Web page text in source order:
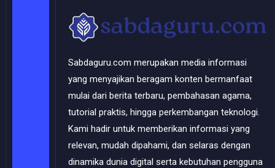
Sabdaguru.com merupakan media informasi
yang menyajikan beragam konten bermanfaat
mulai dari berita terbaru, pembahasan agama,
tutorial praktis, hingga perkembangan teknologi.
Kami hadir untuk memberikan informasi yang
relevan, mudah dipahami, dan selaras dengan
dinamika dunia digital serta kebutuhan pengguna